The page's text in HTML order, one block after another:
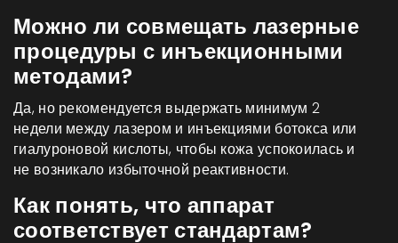
Можно ли совмещать лазерные
процедуры с инъекционными
методами?
Да, но рекомендуется выдержать минимум 2
недели между лазером и инъекциями ботокса или
гиалуроновой кислоты, чтобы кожа успокоилась и
не возникало избыточной реактивности.
Как понять, что аппарат
соответствует стандартам?